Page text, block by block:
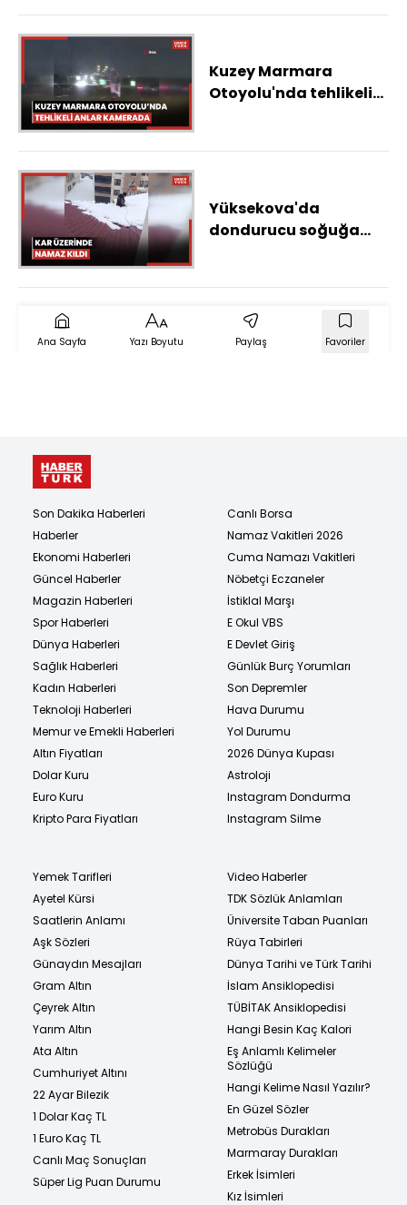
Kuzey Marmara
Otoyolu'nda tehlikeli
Yüksekova'da
dondurucu soğuğa
kıldı
Ana Sayfa Yazı Boyutu Paylaş Favoriler
Son Dakika Haberleri
Haberler
Ekonomi Haberleri
Güncel Haberler
Magazin Haberleri
Spor Haberleri
Dünya Haberleri
Sağlık Haberleri
Kadın Haberleri
Teknoloji Haberleri
Memur ve Emekli Haberleri
Altın Fiyatları
Dolar Kuru
Euro Kuru
Kripto Para Fiyatları
Canlı Borsa
Namaz Vakitleri 2026
Cuma Namazı Vakitleri
Nöbetçi Eczaneler
İstiklal Marşı
E Okul VBS
E Devlet Giriş
Günlük Burç Yorumları
Son Depremler
Hava Durumu
Yol Durumu
2026 Dünya Kupası
Astroloji
Instagram Dondurma
Instagram Silme
Yemek Tarifleri
Ayetel Kürsi
Saatlerin Anlamı
Aşk Sözleri
Günaydın Mesajları
Gram Altın
Çeyrek Altın
Yarım Altın
Ata Altın
Cumhuriyet Altını
22 Ayar Bilezik
1 Dolar Kaç TL
1 Euro Kaç TL
Canlı Maç Sonuçları
Süper Lig Puan Durumu
Video Haberler
TDK Sözlük Anlamları
Üniversite Taban Puanları
Rüya Tabirleri
Dünya Tarihi ve Türk Tarihi
İslam Ansiklopedisi
TÜBİTAK Ansiklopedisi
Hangi Besin Kaç Kalori
Eş Anlamlı Kelimeler
Sözlüğü
Hangi Kelime Nasıl Yazılır?
En Güzel Sözler
Metrobüs Durakları
Marmaray Durakları
Erkek İsimleri
Kız İsimleri